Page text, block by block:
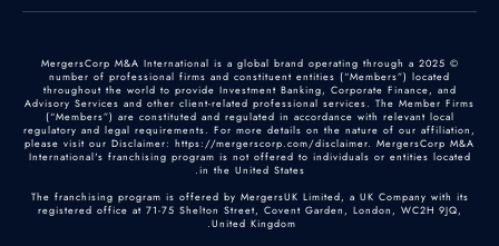
© 2025 MergersCorp M&A International is a global brand operating through a
number of professional firms and constituent entities (“Members”) located
throughout the world to provide Investment Banking, Corporate Finance, and
Advisory Services and other client-related professional services. The Member Firms
(“Members”) are constituted and regulated in accordance with relevant local
regulatory and legal requirements. For more details on the nature of our affiliation,
please visit our Disclaimer: https://mergerscorp.com/disclaimer. MergersCorp M&A
International's franchising program is not offered to individuals or entities located
in the United States.
The franchising program is offered by MergersUK Limited, a UK Company with its
registered office at 71-75 Shelton Street, Covent Garden, London, WC2H 9JQ,
United Kingdom.